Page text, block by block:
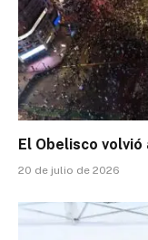
El Obelisco volvió
20 de julio de 2026